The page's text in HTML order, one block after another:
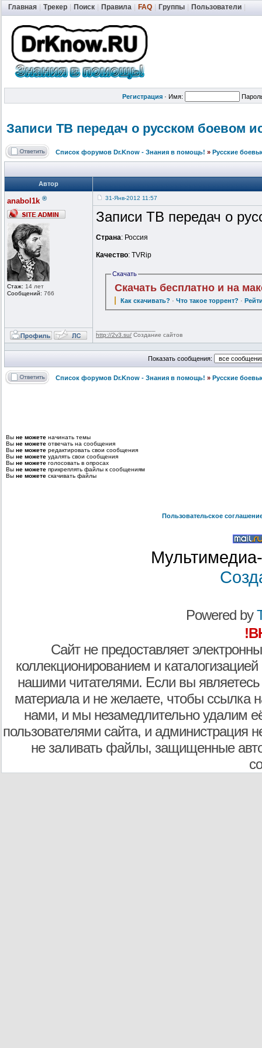
Главная Трекер Поиск Правила FAQ Группы Пользователи
Регистрация · Имя:
Записи ТВ передач о русском боевом
Список форумов Dr.Know - Знания в помощь! » Русские
Автор
anabol1k ®
Стаж: 14 лет
Сообщений: 766
31-Янв-2012 11:57
Записи ТВ передач о
Страна: Россия
Качество: TVRip
Скачать
Скачать бесплатно и на
Как скачивать? ·Что такое торрент? ·
http://2v3.su/ Создание сайтов
Показать сообщения:
Список форумов Dr.Know - Знания в помощь! » Русские
Вы не можете начинать темы
Вы не можете отвечать на сообщения
Вы не можете редактировать свои сообщения
Вы не можете удалять свои сообщения
Вы не можете голосовать в опросах
Вы не можете прикреплять файлы к сообщениям
Вы не можете скачивать файлы
Пользовательское
Powered by
Сайт не предоставляет
коллекционированием и
нашими читателями. Если вы являетесь
материала и не желаете, чтобы ссылка
нами, и мы незамедлительно удалим
пользователями сайта, и администрация
не заливать файлы, защищенные